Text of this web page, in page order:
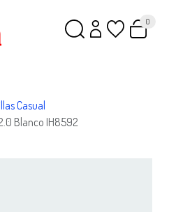
0
Casual
Blanco IH8592